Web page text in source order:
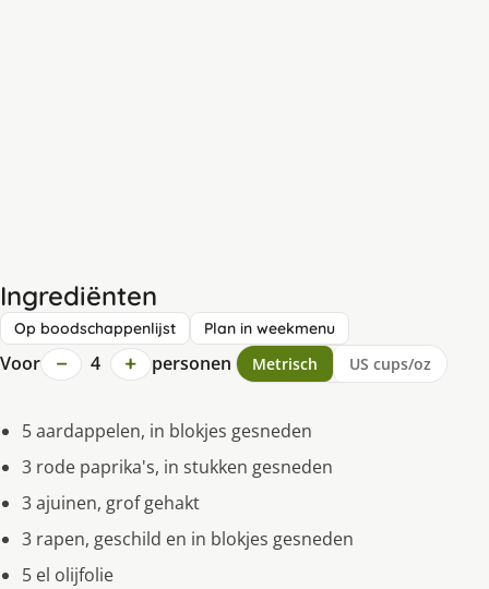
Ingrediënten
Op boodschappenlijst Plan in weekmenu
Voor − 4 + personen Metrisch US cups/oz
5 aardappelen, in blokjes gesneden
3 rode paprika's, in stukken gesneden
3 ajuinen, grof gehakt
3 rapen, geschild en in blokjes gesneden
5 el olijfolie